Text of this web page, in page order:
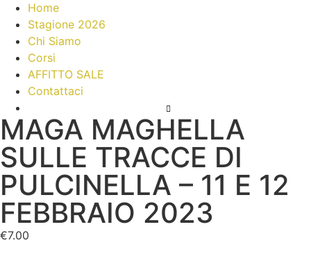
Home
Stagione 2026
Chi Siamo
Corsi
AFFITTO SALE
Contattaci
MAGA MAGHELLA
SULLE TRACCE DI
PULCINELLA – 11 E 12
FEBBRAIO 2023
€7.00